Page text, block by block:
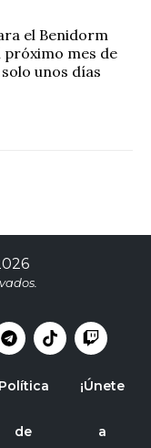
el Benidorm
próximo mes de
unos días
Política
de
¡Únete
a